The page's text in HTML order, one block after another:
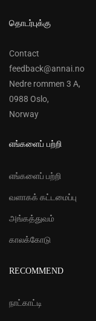
தொடர்புக்கு
Contact
feedback@annai.no
Nedre rommen 3 A,
0988 Oslo,
Norway
எங்களைப் பற்றி
எங்களைப் பற்றி
வளாகக் கட்டமைப்பு
அங்கத்துவம்
காலக்கோடு
RECOMMEND
நாட்காட்டி